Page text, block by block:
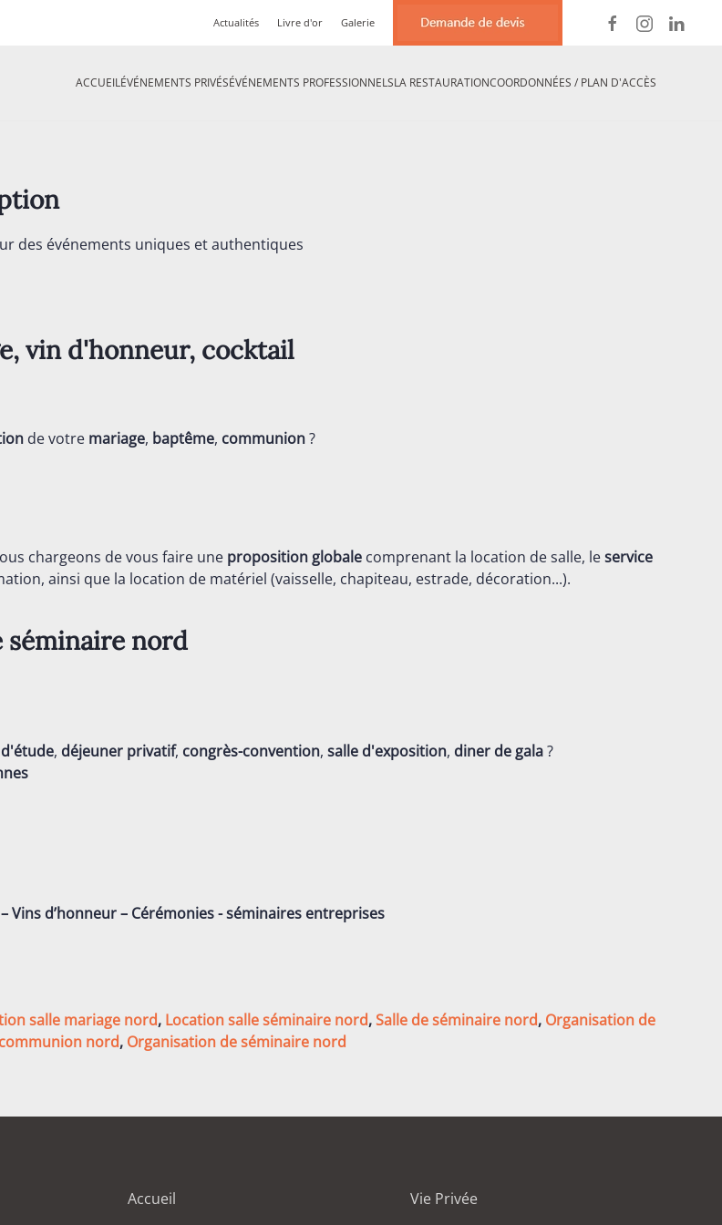
Actualités Livre d'or Galerie
ACCUEILÉVÉNEMENTS PRIVÉSÉVÉNEMENTS PROFESSIONNELSLA RESTAURATIONCOORDONNÉES / PLAN D'ACCÈS
des événements uniques et authentiques
vin d'honneur, cocktail
de votre mariage, baptême, communion?
chargeons de vous faire une proposition globale comprenant la location de salle, leservice
ainsi que la location de matériel (vaisselle, chapiteau, estrade, décoration...).
séminaire nord
, déjeuner privatif, congrès-convention, salle d'exposition, diner de gala?
Vins d’honneur – Cérémonies - séminaires entreprises
salle mariage nord, Location salle séminaire nord,Salle de séminaire nord, Organisation de
nord, Organisation de séminaire nord
Accueil Vie Privée